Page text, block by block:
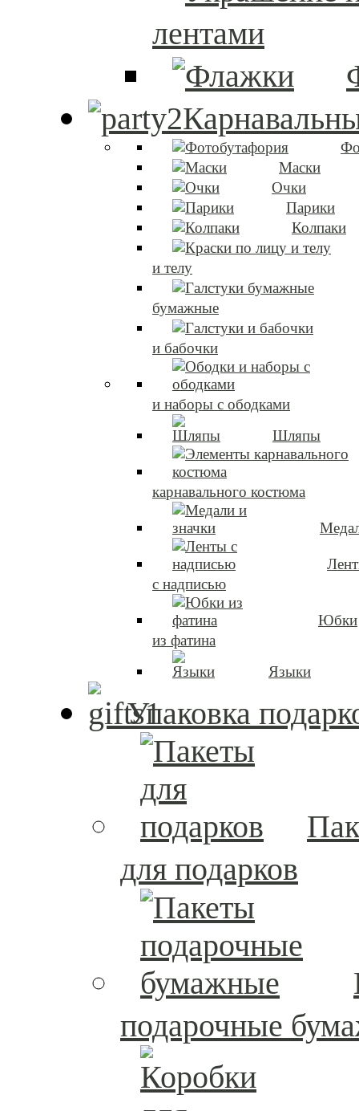
лентами
Маски
Очки
Парики
Колпаки
и телу
бумажные
и бабочки
и наборы с ободками
Шляпы
карнавального костюма
с надписью
Юбки
из фатина
Языки
Упаковка
для подарков
подарочные